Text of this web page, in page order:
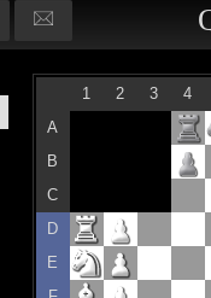
1 2 3
4
A
B
C
D
E